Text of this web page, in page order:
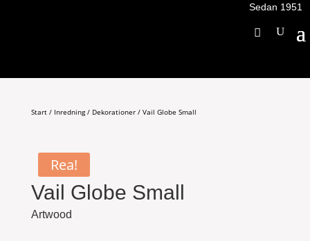
Sedan 1951
Start/ Inredning/ Dekorationer/ Vail Globe Small
Rea!
Vail Globe Small
Artwood